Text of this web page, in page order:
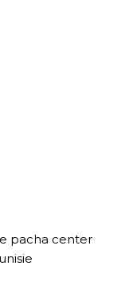
pacha center